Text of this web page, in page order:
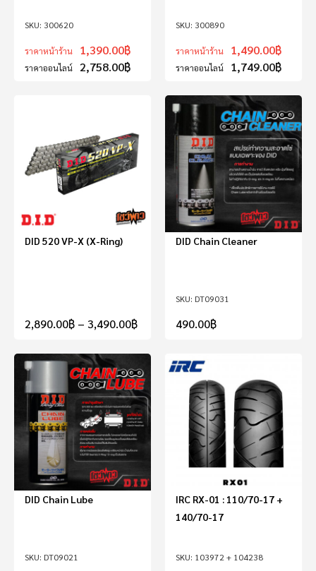
300620
ราคาหน้าร้าน 1,390.00฿
ราคาออนไลน์ 2,758.00฿
300890
ราคาหน้าร้าน 1,490.00฿
ราคาออนไลน์ 1,749.00฿
DID 520 VP-X (X-Ring)
2,890.00฿ – 3,490.00฿
DT09031
DID Chain Cleaner
490.00฿
DT09021
DID Chain Lube
103972 + 104238
IRC RX-01 : 110/70-17 +
140/70-17